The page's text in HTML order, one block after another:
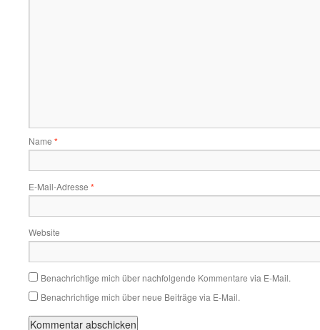
Name *
E-Mail-Adresse *
Website
Benachrichtige mich über nachfolgende Kommentare via E-Mail.
Benachrichtige mich über neue Beiträge via E-Mail.